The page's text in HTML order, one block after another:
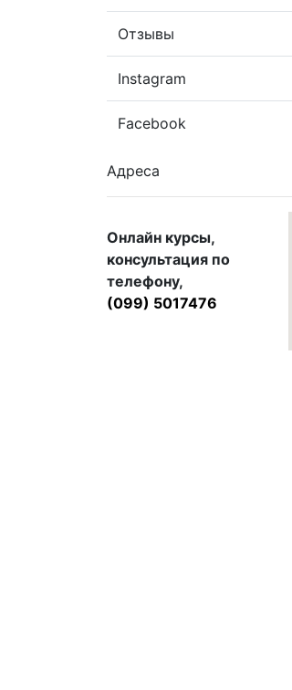
Отзывы
Instagram
Facebook
Адреса
Онлайн курсы,
консультация по
телефону,
(099) 5017476